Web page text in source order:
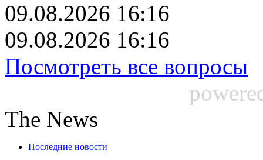
09.08.2026 16:16
09.08.2026 16:16
Посмотреть все вопросы
The News
Последние новости